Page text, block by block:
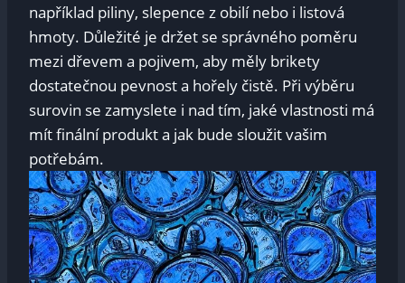
například piliny, slepence z obilí nebo i listová
hmoty. Důležité je držet se správného poměru
mezi dřevem a pojivem, aby měly brikety
dostatečnou pevnost a hořely čistě. Při výběru
surovin se zamyslete i nad tím, jaké vlastnosti má
mít finální produkt a jak bude sloužit vašim
potřebám.